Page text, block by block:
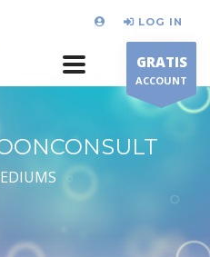
LOG IN
GRATIS
ACCOUNT